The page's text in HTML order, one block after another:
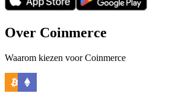
Over Coinmerce
Waarom kiezen voor Coinmerce